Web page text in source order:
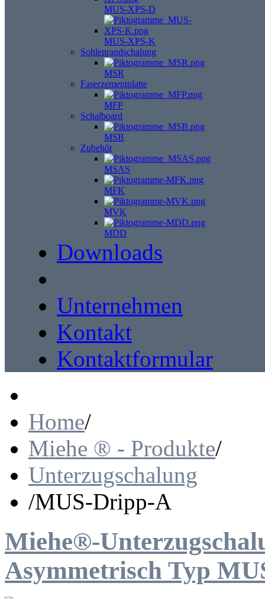
MUS-XPS-D
MUS-XPS-K
Sohlenrandschalung
MSR
Faserzementplatte
MFP
Schalboard
MSB
Zubehör
MSAS
MFK
MVK
MDD
Downloads
Unternehmen
Kontakt
Kontaktformular
Home/
Miehe ® - Produkte/
Unterzugschalung
/MUS-Dripp-A
Miehe®-
Asymmetrisch Typ